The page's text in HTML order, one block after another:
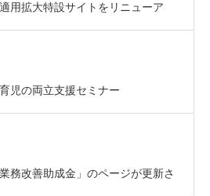
用拡大特設サイトをリニューア
児の両立支援セミナー
務改善助成金」のページが更新さ